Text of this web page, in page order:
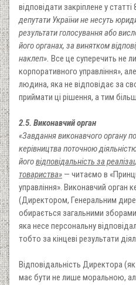
відповідати закріплене у статті
депутати України не несуть
результати голосування або
його органах, за винятком
наклеп». Все це суперечить не
корпоративного управління»,
людина, яка не відповідає за
приймати ці рішення, а тим
2.5. Виконавчий орган
«Завдання виконавчого органу
керівництва поточною
йоговідповідальність за
товариства» — читаємо в
управління». Виконавчий орган
(Директором, Генеральним
обирається загальними
яка несе персональну
тобто за кінцеві результати
Відповідальність Директора
має бути не лише моральною,